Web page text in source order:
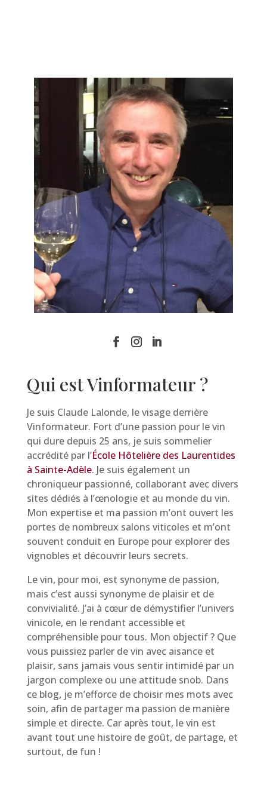
Qui est Vinformateur ?
Je suis Claude Lalonde, le visage derrière
Vinformateur. Fort d’une passion pour le vin
qui dure depuis 25 ans, je suis sommelier
accrédité par l’École Hôtelière des Laurentides
à Sainte-Adèle. Je suis également un
chroniqueur passionné, collaborant avec divers
sites dédiés à l’œnologie et au monde du vin.
Mon expertise et ma passion m’ont ouvert les
portes de nombreux salons viticoles et m’ont
souvent conduit en Europe pour explorer des
vignobles et découvrir leurs secrets.
Le vin, pour moi, est synonyme de passion,
mais c’est aussi synonyme de plaisir et de
convivialité. J’ai à cœur de démystifier l’univers
vinicole, en le rendant accessible et
compréhensible pour tous. Mon objectif ? Que
vous puissiez parler de vin avec aisance et
plaisir, sans jamais vous sentir intimidé par un
jargon complexe ou une attitude snob. Dans
ce blog, je m’efforce de choisir mes mots avec
soin, afin de partager ma passion de manière
simple et directe. Car après tout, le vin est
avant tout une histoire de goût, de partage, et
surtout, de fun !